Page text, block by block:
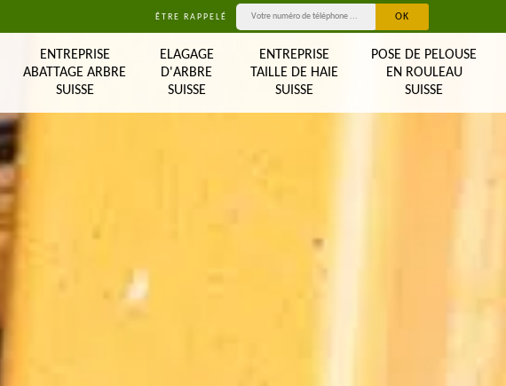
ÊTRE RAPPELÉ
ENTREPRISE
ABATTAGE ARBRE
SUISSE
ELAGAGE
D'ARBRE
SUISSE
ENTREPRISE
TAILLE DE HAIE
SUISSE
POSE DE PELOUSE
EN ROULEAU
SUISSE